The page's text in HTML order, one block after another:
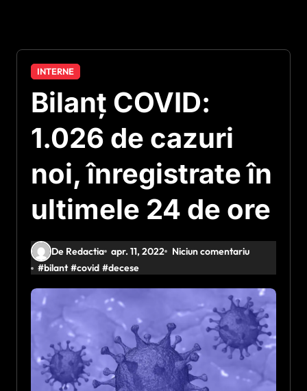
INTERNE
Bilanț COVID:
1.026 de cazuri
noi, înregistrate în
ultimele 24 de ore
De Redactia apr. 11, 2022
Niciun comentariu
#bilant #covid #decese